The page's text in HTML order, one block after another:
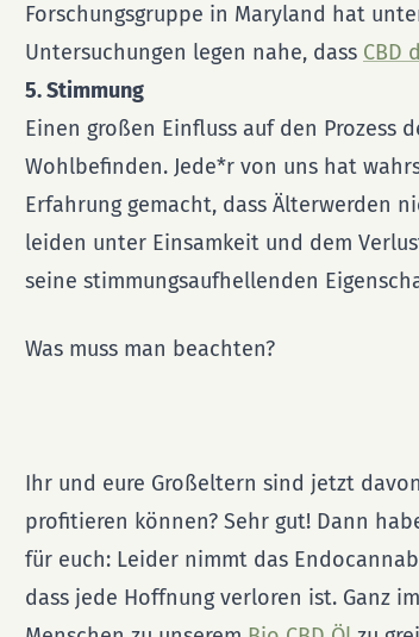
Forschungsgruppe in Maryland hat
Untersuchungen legen nahe, dass CBD
5. Stimmung
Einen großen Einfluss auf den Prozess
Wohlbefinden. Jede*r von uns hat
Erfahrung gemacht, dass Älterwerden
leiden unter Einsamkeit und dem
seine stimmungsaufhellenden
Was muss man beachten?
Ihr und eure Großeltern sind jetzt
profitieren können? Sehr gut! Dann
für euch: Leider nimmt das
dass jede Hoffnung verloren ist. Ganz